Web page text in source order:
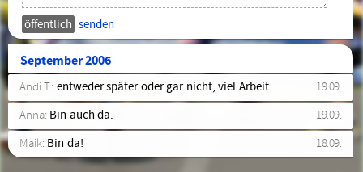
senden
September 2006
19.09.
Andi T.: entweder später oder gar nicht, viel Arbeit
19.09.
Anna: Bin auch da.
18.09.
Maik: Bin da!